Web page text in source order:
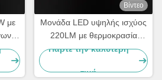
με
Βίντεο
Μονάδα LED υψηλής ισχύος
220LM με θερμοκρασία
χρώματος 6500K και PCB
Πάρτε την καλύτερη
τιμή